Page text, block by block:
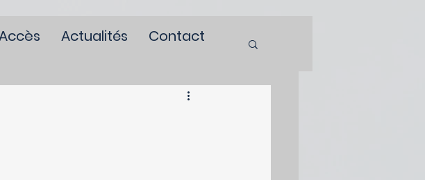
Actualités Contact